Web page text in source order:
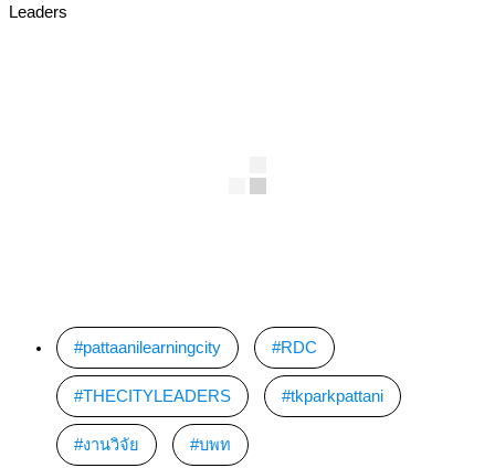
Leaders
pattaanilearningcity RDC
THECITYLEADERS tkparkpattani
งานวิจัย บพท